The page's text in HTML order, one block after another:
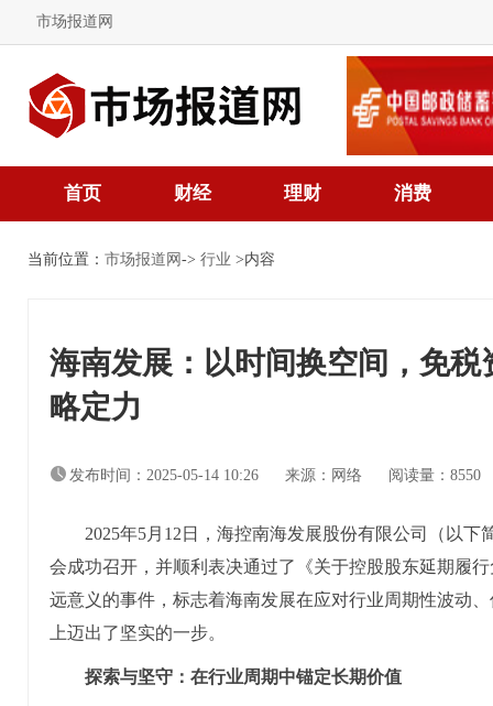
市场报道网
首页 财经 理财 消费
当前位置： 市场报道网 -> 行业 >内容
海南发展：以时间换空间，免
略定力
发布时间：2025-05-14 10:26 来源：网络 阅读量：8550
2025年5月12日，海控南海发展股份有限公司（以下
会成功召开，并顺利表决通过了《关于控股股东延期履
远意义的事件，标志着海南发展在应对行业周期性波动
上迈出了坚实的一步。
探索与坚守：在行业周期中锚定长期价值